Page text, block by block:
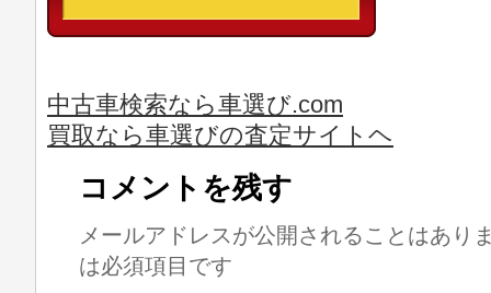
中古車検索なら車選び.com
買取なら車選びの査定サイトヘ
コメントを残す
メールアドレスが公開されることはあり
は必須項目です